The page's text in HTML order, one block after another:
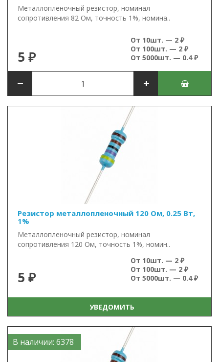
Металлопленочный резистор, номинал
сопротивления 82 Ом, точность 1%, номина..
5 ₽
От 10шт. — 2 ₽
От 100шт. — 2 ₽
От 5000шт. — 0.4 ₽
Резистор металлопленочный 120 Ом, 0.25 Вт,
1%
Металлопленочный резистор, номинал
сопротивления 120 Ом, точность 1%, номин..
5 ₽
От 10шт. — 2 ₽
От 100шт. — 2 ₽
От 5000шт. — 0.4 ₽
УВЕДОМИТЬ
В наличии: 6378